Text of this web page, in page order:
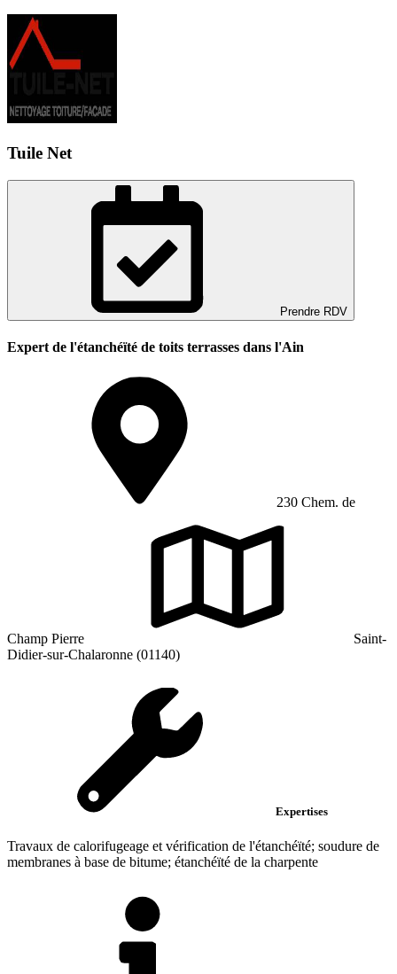
Tuile Net
Prendre RDV
Expert de l'étanchéïté de toits terrasses dans l'Ain
230 Chem. de
Champ Pierre
Saint-
Didier-sur-Chalaronne (01140)
Expertises
Travaux de calorifugeage et vérification de l'étanchéïté; soudure de
membranes à base de bitume; étanchéïté de la charpente